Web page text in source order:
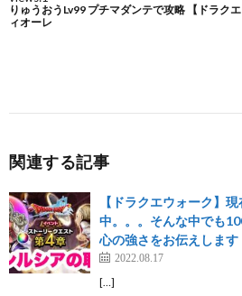
関連する記事
【ドラクエウォーク】
中。。。そんな中でも
心の強さをお伝えします
2022.08.17
[…]